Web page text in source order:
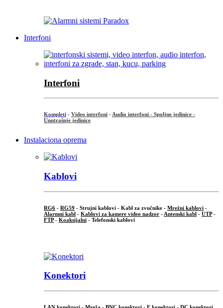
Interfoni
Interfoni
Kompleti - Video interfoni - Audio interfoni - Spoljne jedinice -
Unutrašnje jedinice
Instalaciona oprema
Kablovi
RG6 - RG59 - Strujni kablovi - Kabl za zvučnike - Mrežni kablovi -
Alarmni kabl - Kablovi za kamere video nadzor - Antenski kabl - UTP-
FTP- Koaksijalni - Telefonski kablovi
Konektori